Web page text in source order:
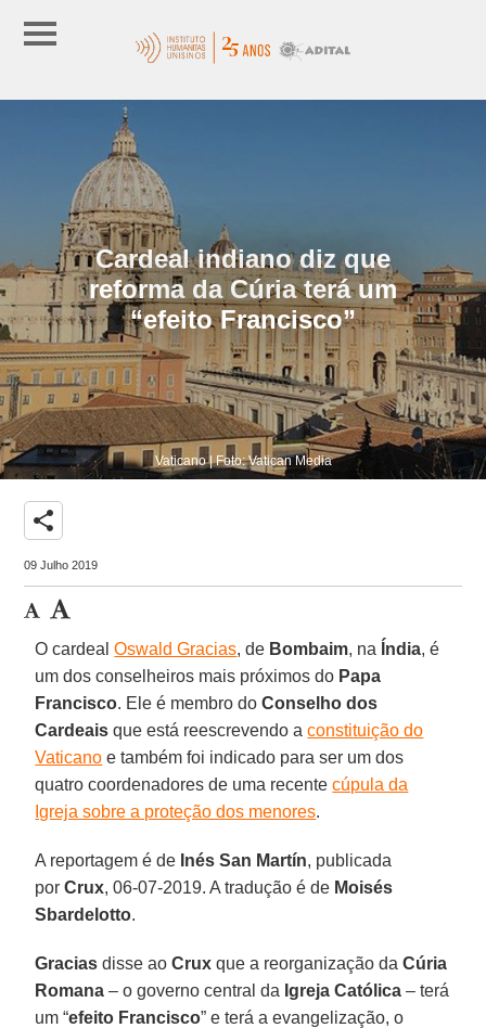
Cardeal indiano diz que
reforma da Cúria terá um
“efeito Francisco”
Vaticano | Foto: Vatican Media
share
09 Julho 2019
O cardealOswald Gracias, de Bombaim, na Índia, é
um dos conselheiros mais próximos do Papa
Francisco. Ele é membro doConselho dos
Cardeais que está reescrevendo aconstituição do
Vaticano e também foi indicado para ser um dos
quatro coordenadores de uma recentecúpula da
Igreja sobre a proteção dos menores.
A reportagem é de Inés San Martín, publicada
porCrux, 06-07-2019. A tradução é de Moisés
Sbardelotto.
Gracias disse aoCrux que a reorganização daCúria
Romana – o governo central da Igreja Católica – terá
um “efeito Francisco” e terá a evangelização, o